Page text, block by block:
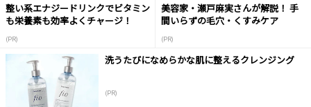
整い系エナジードリンクでビタミン
も栄養素も効率よくチャージ！
(PR)
美容家・瀬戸麻実さんが解説！ 手
間いらずの毛穴・くすみケア
(PR)
洗うたびになめらかな肌に整えるクレンジング
(PR)